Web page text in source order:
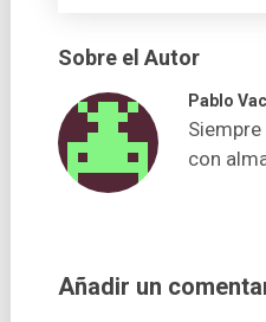
Sobre el Autor
Pablo
con
Añadir un